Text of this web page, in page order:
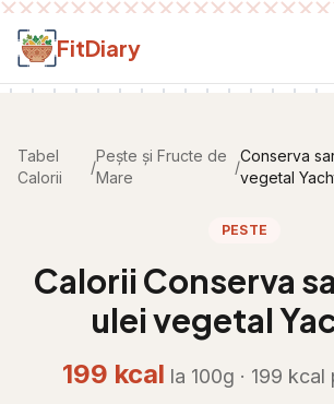
Salt la conținut
FitDiary
Tabel
Calorii
/
Pește și Fructe de
Mare
/
Conserva
vegetal
PESTE
Calorii Conserva
ulei vegetal
199 kcal la 100g · 199 kcal